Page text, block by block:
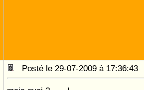
Posté le 29-07-2009 à